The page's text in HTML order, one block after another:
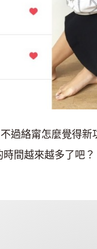
過絡甯怎麼覺得新
間越來越多了吧